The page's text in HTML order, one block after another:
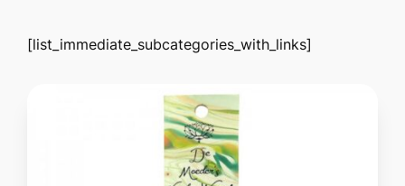
[list_immediate_subcategories_with_links]